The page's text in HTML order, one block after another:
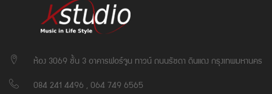
ห้อง 3069 ชั้น 3 อาคารฟอร์จูน ทาวน์ ถนนรัชดา ดินแดง กรุงเทพมหานคร
084 241 4496 , 064 749 6565